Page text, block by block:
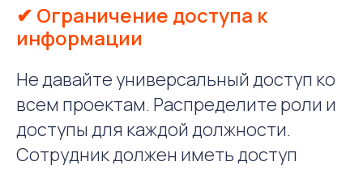
✔ Ограничение доступа к
информации
Не давайте универсальный доступ ко
всем проектам. Распределите роли и
доступы для каждой должности.
Сотрудник должен иметь доступ